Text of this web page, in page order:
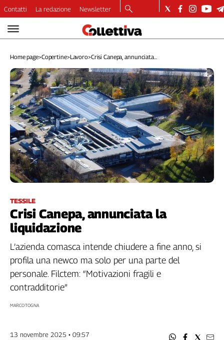
Video
Dirette
Longform
Copertine
Economia
Lavoro
Ambiente
Diritti
Welfare
Italia
Internazionale
Categorie
Filcams
Filctem
Flai
Fp
Contatti La redazione Newsletter
Home page>Copertine>Lavoro>Crisi Canepa, annunciata...
TESSILE
Crisi Canepa, annunciata la
liquidazione
L’azienda comasca intende chiudere a fine anno, si
profila una newco ma solo per una parte del
personale. Filctem: “Motivazioni fragili e
contradditorie”
MARCO TOGNA
13 novembre 2025 • 09:57